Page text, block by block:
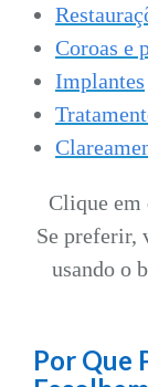
Coroas e
Implantes
Clique em
Se preferir,
usando o
Por Que